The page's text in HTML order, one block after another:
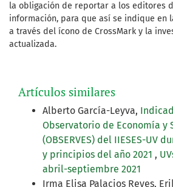
la obligación de reportar a los editores
información, para que así se indique en
a través del ícono de CrossMark y la
actualizada.
Artículos similares
Alberto García-Leyva,
Observatorio de Economía y
(OBSERVES) del IIESES-UV
y principios del año 2021 ,
abril-septiembre 2021
Irma Elisa Palacios Reyes,